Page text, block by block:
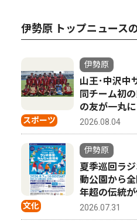
伊勢原 トップニュース
スポーツ
伊勢原
山王･中沢
同チーム初
の友が一丸に
2026.08.04
文化
伊勢原
夏季巡回ラ
動公園から
年超の伝統
2026.07.31